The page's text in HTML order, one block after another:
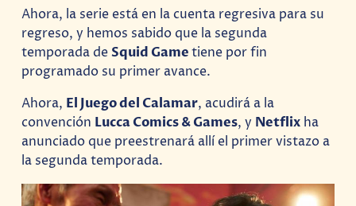
Ahora, la serie está en la cuenta regresiva para su
regreso, y hemos sabido que la segunda
temporada deSquid Gametiene por fin
programado su primer avance.
Ahora, El Juego del Calamar, acudirá a la
convención Lucca Comics & Games, y Netflix ha
anunciado que preestrenará allí el primer vistazo a
la segunda temporada.